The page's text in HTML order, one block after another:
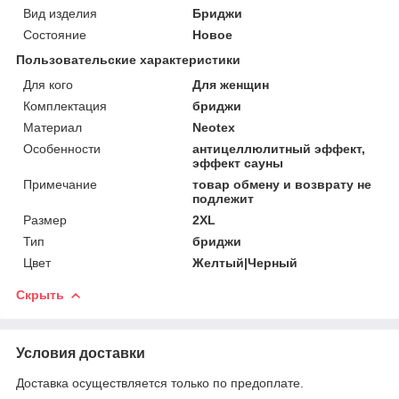
Вид изделия
Бриджи
Состояние
Новое
Пользовательские характеристики
Для кого
Для женщин
Комплектация
бриджи
Материал
Neotex
Особенности
антицеллюлитный эффект,
эффект сауны
Примечание
товар обмену и возврату не
подлежит
Размер
2XL
Тип
бриджи
Цвет
Желтый|Черный
Скрыть
Условия доставки
Доставка осуществляется только по предоплате.